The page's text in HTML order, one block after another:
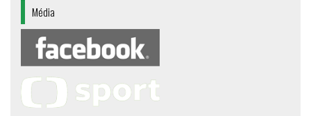
Média